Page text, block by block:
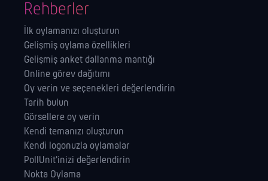
Rehberler
İlk oylamanızı oluşturun
Gelişmiş oylama özellikleri
Gelişmiş anket dallanma mantığı
Online görev dağıtımı
Oy verin ve seçenekleri değerlendirin
Tarih bulun
Görsellere oy verin
Kendi temanızı oluşturun
Kendi logonuzla oylamalar
PollUnit'inizi değerlendirin
Nokta Oylama